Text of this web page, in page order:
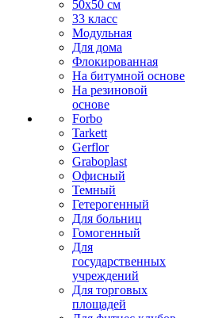
50х50 см
33 класс
Модульная
Для дома
Флокированная
На битумной основе
На резиновой
основе
Forbo
Tarkett
Gerflor
Graboplast
Офисный
Темный
Гетерогенный
Для больниц
Гомогенный
Для
государственных
учреждений
Для торговых
площадей